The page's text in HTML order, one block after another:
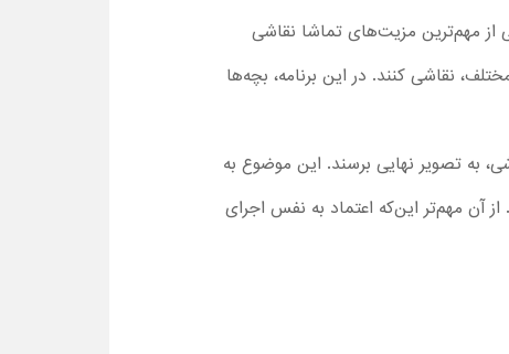
از مهم‌ترین مزیت‌های تماشا نقاشی
نقاشی کنند. در این برنامه، بچه‌ها
به تصویر نهایی برسند. این موضوع به
آن مهم‌تر این‌که اعتماد به‌ نفس اجرای